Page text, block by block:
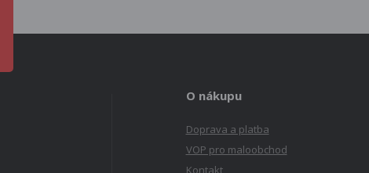
O nákupu
Doprava a platba
VOP pro maloobchod
Kontakt